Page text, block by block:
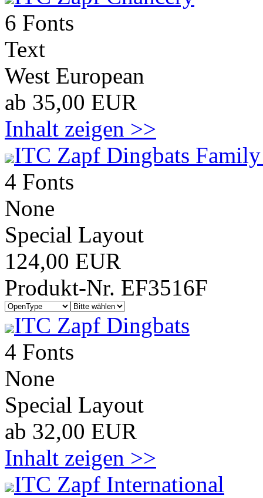
6 Fonts
Text
West European
ab 35,00 EUR
Inhalt zeigen >>
ITC Zapf Dingbats
4 Fonts
None
Special Layout
124,00 EUR
Produkt-Nr. EF3516F
ITC Zapf Dingbats
4 Fonts
None
Special Layout
ab 32,00 EUR
Inhalt zeigen >>
ITC Zapf International